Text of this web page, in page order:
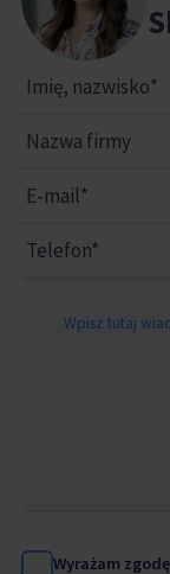
Wyrażam